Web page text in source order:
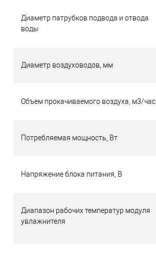
Диаметр патрубков подвода и отвода
воды
Диаметр воздуховодов, мм
Объем прокачиваемого воздуха, м3/час
Потребляемая мощность, Вт
Напряжение блока питания, В
Диапазон рабочих температур модуля
увлажнителя